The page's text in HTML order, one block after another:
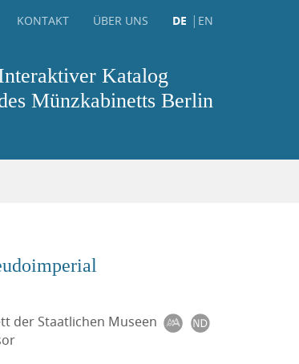
KONTAKT ÜBER UNS DE EN
Katalog
Münzkabinetts Berlin
der Staatlichen Museen